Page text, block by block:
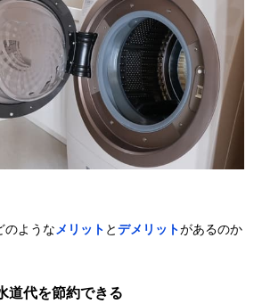
のような メリット とデメリットがあるのか
道代を節約できる